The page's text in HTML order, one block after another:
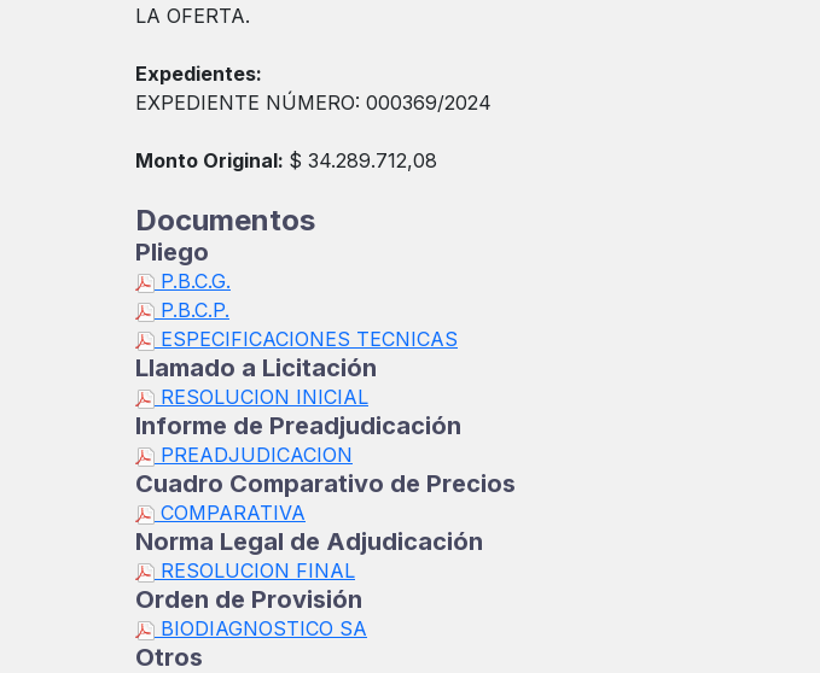
LA OFERTA.
Expedientes:
EXPEDIENTE NÚMERO: 000369/2024
Monto Original: $ 34.289.712,08
Documentos
Pliego
P.B.C.G.
P.B.C.P.
ESPECIFICACIONES TECNICAS
Llamado a Licitación
RESOLUCION INICIAL
Informe de Preadjudicación
PREADJUDICACION
Cuadro Comparativo de Precios
COMPARATIVA
Norma Legal de Adjudicación
RESOLUCION FINAL
Orden de Provisión
BIODIAGNOSTICO SA
Otros